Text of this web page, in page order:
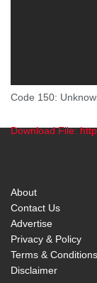
Code 150:
Download File:
About
Contact Us
Advertise
Privacy & Policy
Terms & Conditions
Disclaimer